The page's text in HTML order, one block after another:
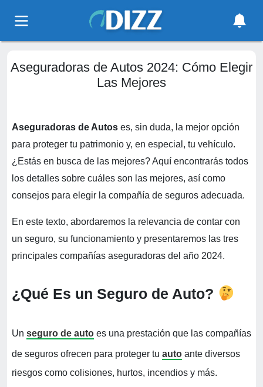
Aseguradoras de Autos 2024: Cómo Elegir
Las Mejores
Aseguradoras de Autos es, sin duda, la mejor opción
para proteger tu patrimonio y, en especial, tu vehículo.
¿Estás en busca de las mejores? Aquí encontrarás todos
los detalles sobre cuáles son las mejores, así como
consejos para elegir la compañía de seguros adecuada.
En este texto, abordaremos la relevancia de contar con
un seguro, su funcionamiento y presentaremos las tres
principales compañías aseguradoras del año 2024.
¿Qué Es un Seguro de Auto?
Un seguro de auto es una prestación que las compañías
de seguros ofrecen para proteger tu auto ante diversos
riesgos como colisiones, hurtos, incendios y más.